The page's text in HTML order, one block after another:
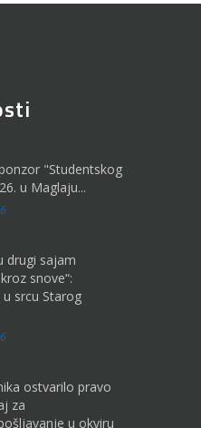
"Studentskog
u Maglaju...
drugi sajam
snove“:
u srcu Starog
ostvarilo pravo
za
u okviru